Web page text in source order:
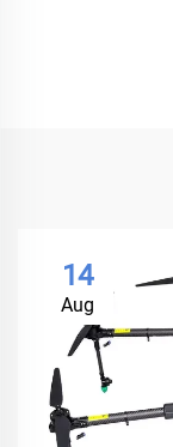
14
Aug